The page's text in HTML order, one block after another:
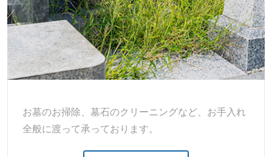
お墓のお掃除、墓石のクリーニングなど、お手入れ
全般に渡って承っております。